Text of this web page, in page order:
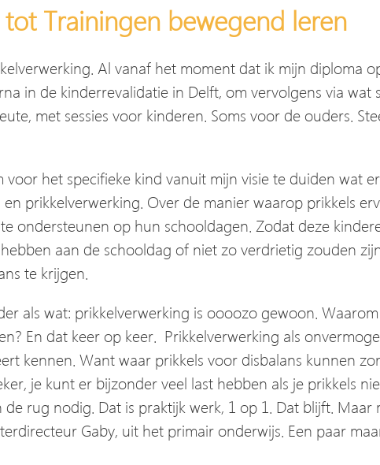
Trainingen bewegend leren
Al vanaf het moment dat ik mijn diploma
in de kinderrevalidatie in Delft, om vervolgens via wat
met sessies voor kinderen. Soms voor de ouders.
het specifieke kind vanuit mijn visie te duiden wat
prikkelverwerking. Over de manier waarop prikkels
ondersteunen op hun schooldagen. Zodat deze
aan de schooldag of niet zo verdrietig zouden
te krijgen.
als wat: prikkelverwerking is oooozo gewoon.
En dat keer op keer. Prikkelverwerking als
kennen. Want waar prikkels voor disbalans kunnen
je kunt er bijzonder veel last hebben als je prikkels
rug nodig. Dat is praktijk werk, 1 op 1. Dat blijft. Maar
Gaby, uit het primair onderwijs. Een paar